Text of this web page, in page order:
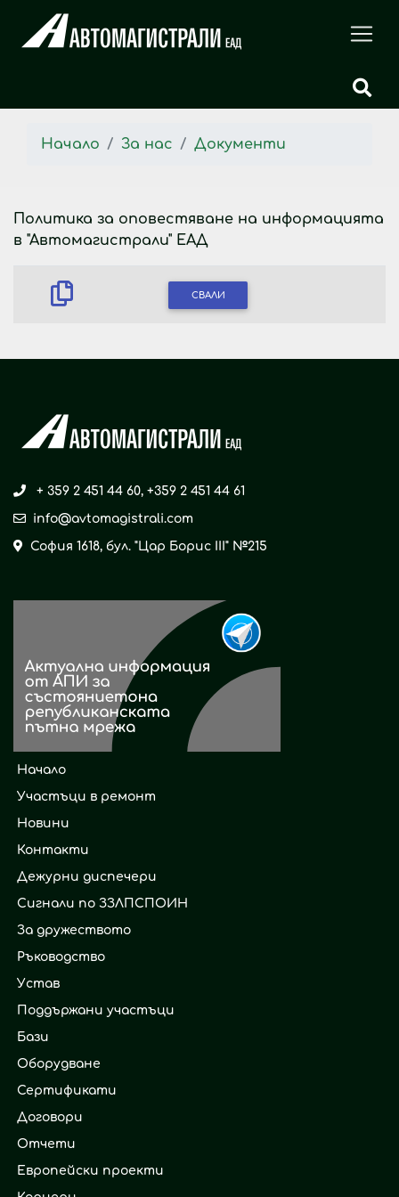
Начало За нас Документи
Политика за оповестяване на информацията
в "Автомагистрали" ЕАД
СВАЛИ
+ 359 2 451 44 60, +359 2 451 44 61
info@avtomagistrali.com
София 1618, бул. "Цар Борис ІІІ" №215
Начало
Участъци в ремонт
Новини
Контакти
Дежурни диспечери
Сигнали по ЗЗЛПСПОИН
За дружеството
Ръководство
Устав
Поддържани участъци
Бази
Оборудване
Сертификати
Договори
Отчети
Европейски проекти